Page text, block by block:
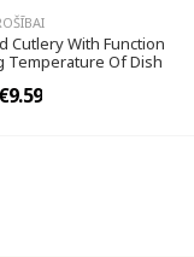
Cutlery With Function
Temperature Of Dish